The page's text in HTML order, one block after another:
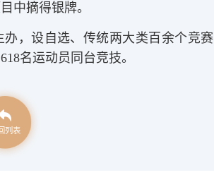
中摘得银牌。
办，设自选、传统两大类百余个竞赛
名运动员同台竞技。
列表